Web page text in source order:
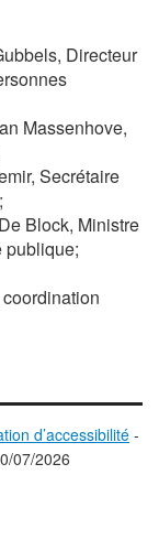
Directeur
Massenhove,
Secrétaire
Block, Ministre
publique;
d’accessibilité -
07/2026